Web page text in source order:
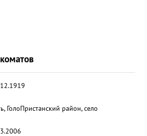
ГолоПристанский район, село